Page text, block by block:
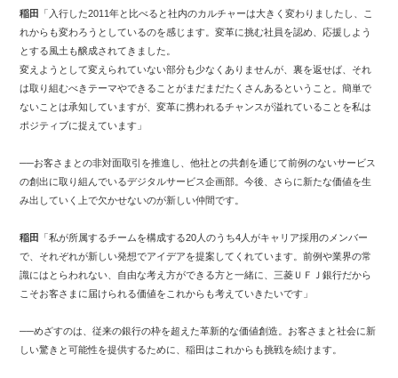
稲田
「入行した2011年と比べると社内のカルチャーは大きく変わりましたし、こ
れからも変わろうとしているのを感じます。変革に挑む社員を認め、応援しよう
とする風土も醸成されてきました。
変えようとして変えられていない部分も少なくありませんが、裏を返せば、それ
は取り組むべきテーマやできることがまだまだたくさんあるということ。簡単で
ないことは承知していますが、変革に携われるチャンスが溢れていることを私は
ポジティブに捉えています」
──お客さまとの非対面取引を推進し、他社との共創を通じて前例のないサービス
の創出に取り組んでいるデジタルサービス企画部。今後、さらに新たな価値を生
み出していく上で欠かせないのが新しい仲間です。
稲田
「私が所属するチームを構成する20人のうち4人がキャリア採用のメンバー
で、それぞれが新しい発想でアイデアを提案してくれています。前例や業界の常
識にはとらわれない、自由な考え方ができる方と一緒に、三菱ＵＦＪ銀行だから
こそお客さまに届けられる価値をこれからも考えていきたいです」
──めざすのは、従来の銀行の枠を超えた革新的な価値創造。お客さまと社会に新
しい驚きと可能性を提供するために、稲田はこれからも挑戦を続けます。